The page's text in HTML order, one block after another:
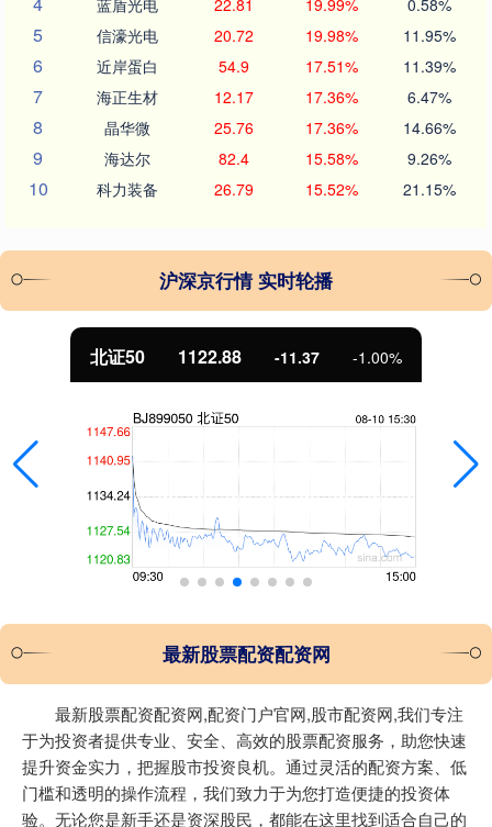
蓝盾光电 22.81 19.99% 0.58%
5 信濠光电 20.72 19.98% 11.95%
6 近岸蛋白 54.9 17.51% 11.39%
7 海正生材 12.17 17.36% 6.47%
8 晶华微 25.76 17.36% 14.66%
9 海达尔 82.4 15.58% 9.26%
10 科力装备 26.79 15.52% 21.15%
沪深京行情 实时轮播
北证50 1122.88 -11.37 -1.00%
最新股票配资配资网
最新股票配资配资网,配资门户官网,股市配资网,我们专注
于为投资者提供专业、安全、高效的股票配资服务，助您快速
提升资金实力，把握股市投资良机。通过灵活的配资方案、低
门槛和透明的操作流程，我们致力于为您打造便捷的投资体
验。无论您是新手还是资深股民，都能在这里找到适合自己的